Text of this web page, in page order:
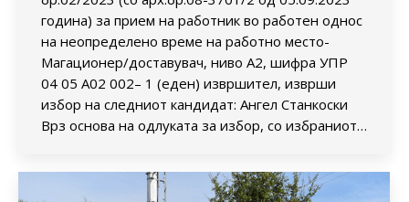
година) за прием на работник во работен однос
на неопределено време на работно место-
Магационер/доставувач, ниво А2, шифра УПР
04 05 А02 002– 1 (еден) извршител, изврши
избор на следниот кандидат: Ангел Станкоски
Врз основа на одлуката за избор, со избраниот…